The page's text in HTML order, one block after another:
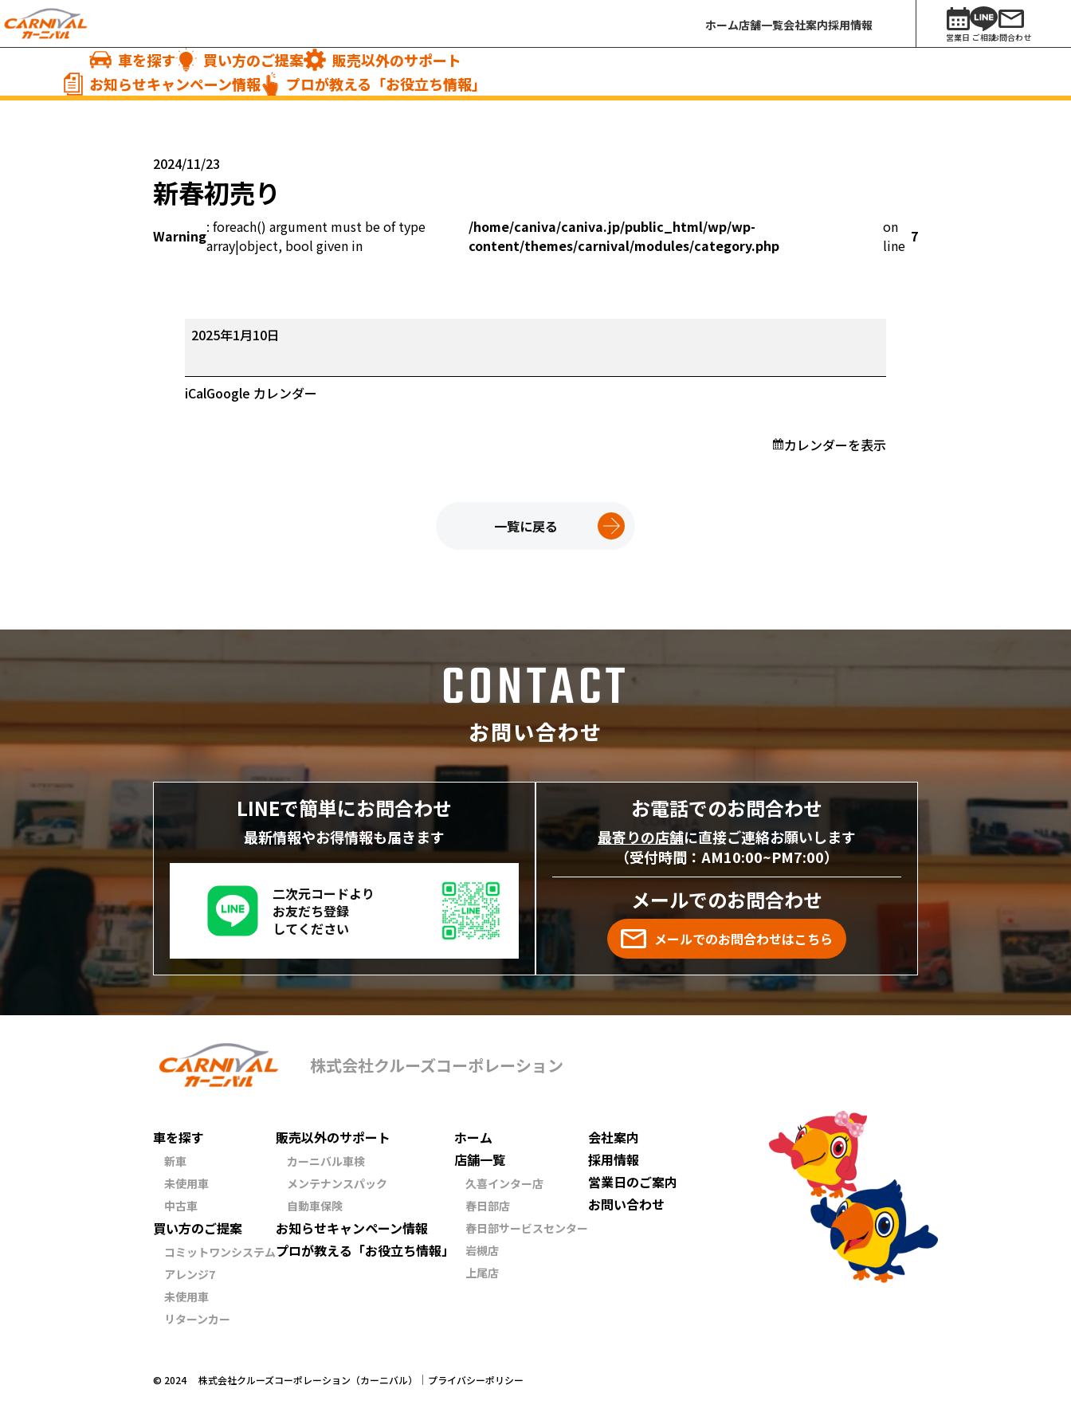
ホーム店舗一覧会社案内採用情報
営業日 ご相談お問合わせ
車を探す 買い方のご提案
販売以外のサポート
お知らせキャンペーン情報
プロが教える「お役立ち情報」
2024/11/23
新春初売り
Warning: foreach() argument must be of type
array|object, bool given in
/home/caniva/caniva.jp/public_html/wp/wp-
content/themes/carnival/modules/category.php
on
line 7
新
春
売
り
2025年1月10日
iCalGoogle カレンダー
カレンダーを表示
一覧に戻る
CONTACT
お問い合わせ
LINEで簡単にお問合わせ
最新情報やお得情報も届きます
二次元コードより
お友だち登録
してください
お電話でのお問合わせ
最寄りの店舗に直接ご連絡お願いします
（受付時間：AM10:00~PM7:00）
メールでのお問合わせ
メールでのお問合わせはこちら
株式会社クルーズコーポレーション
車を探す
新車
未使用車
中古車
買い方のご提案
コミットワンシステム
アレンジ7
未使用車
リターンカー
販売以外のサポート
カーニバル車検
メンテナンスパック
自動車保険
お知らせキャンペーン情報
プロが教える 「お役立ち情報」
ホーム
店舗一覧
久喜インター店
春日部店
春日部サービスセンター
岩槻店
上尾店
会社案内
採用情報
営業日のご案内
お問い合わせ
©︎ 2024 株式会社クルーズコーポレーション（カーニバル） プライバシーポリシー